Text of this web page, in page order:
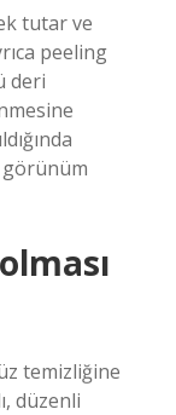
tutar ve
peeling
deri
görünüm
temizliğine
düzenli